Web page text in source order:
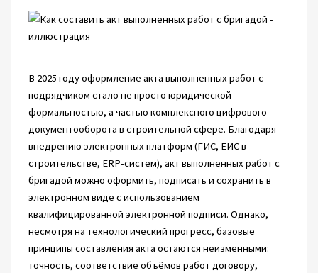
В 2025 году оформление акта выполненных работ с
подрядчиком стало не просто юридической
формальностью, а частью комплексного цифрового
документооборота в строительной сфере. Благодаря
внедрению электронных платформ (ГИС, ЕИС в
строительстве, ERP-систем), акт выполненных работ с
бригадой можно оформить, подписать и сохранить в
электронном виде с использованием
квалифицированной электронной подписи. Однако,
несмотря на технологический прогресс, базовые
принципы составления акта остаются неизменными:
точность, соответствие объёмов работ договору,